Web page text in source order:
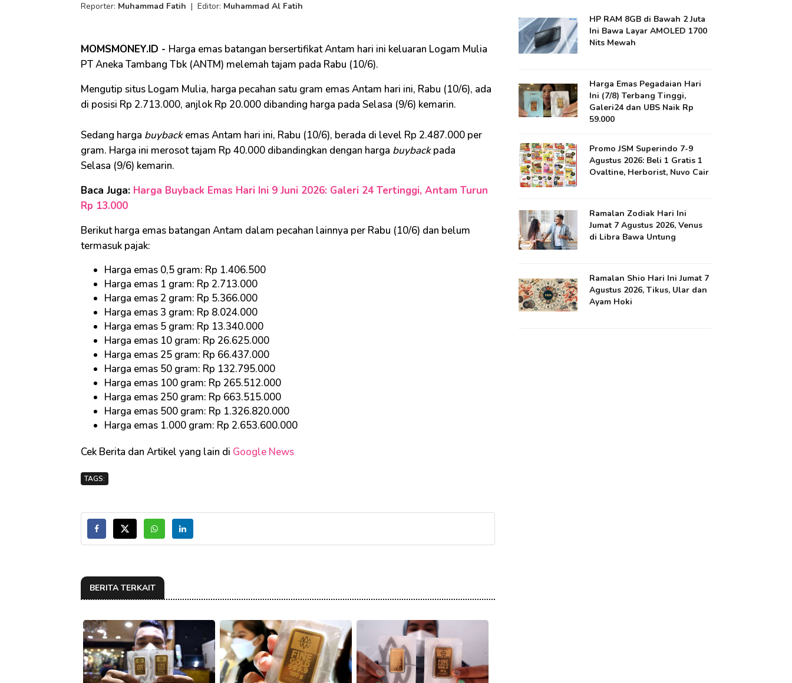
Reporter: Muhammad Fatih | Editor: Muhammad Al Fatih
MOMSMONEY.ID - Harga emas batangan bersertifikat Antam hari ini keluaran Logam Mulia
PT Aneka Tambang Tbk (ANTM) melemah tajam pada Rabu (10/6).
Mengutip situs Logam Mulia, harga pecahan satu gram emas Antam hari ini, Rabu (10/6), ada
di posisi Rp 2.713.000, anjlok Rp 20.000 dibanding harga pada Selasa (9/6) kemarin.
Sedang harga buybackemas Antam hari ini, Rabu (10/6), berada di level Rp 2.487.000 per
gram. Harga ini merosot tajam Rp 40.000 dibandingkan dengan harga buybackpada
Selasa (9/6) kemarin.
Baca Juga: Harga Buyback Emas Hari Ini 9 Juni 2026: Galeri 24 Tertinggi, Antam Turun
Rp 13.000
Berikut harga emas batangan Antam dalam pecahan lainnya per Rabu (10/6) dan belum
termasuk pajak:
Harga emas 0,5 gram: Rp 1.406.500
Harga emas 1 gram: Rp 2.713.000
Harga emas 2 gram: Rp 5.366.000
Harga emas 3 gram: Rp 8.024.000
Harga emas 5 gram: Rp 13.340.000
Harga emas 10 gram: Rp 26.625.000
Harga emas 25 gram: Rp 66.437.000
Harga emas 50 gram: Rp 132.795.000
Harga emas 100 gram: Rp 265.512.000
Harga emas 250 gram: Rp 663.515.000
Harga emas 500 gram: Rp 1.326.820.000
Harga emas 1.000 gram: Rp 2.653.600.000
Cek Berita dan Artikel yang lain di Google News
TAGS:
BERITA TERKAIT
HP RAM 8GB di Bawah 2 Juta
Ini Bawa Layar AMOLED 1700
Nits Mewah
Harga Emas Pegadaian Hari
Ini (7/8) Terbang Tinggi,
Galeri24 dan UBS Naik Rp
59.000
Promo JSM Superindo 7-9
Agustus 2026: Beli 1 Gratis 1
Ovaltine, Herborist, Nuvo Cair
Ramalan Zodiak Hari Ini
Jumat 7 Agustus 2026, Venus
di Libra Bawa Untung
Ramalan Shio Hari Ini Jumat 7
Agustus 2026, Tikus, Ular dan
Ayam Hoki